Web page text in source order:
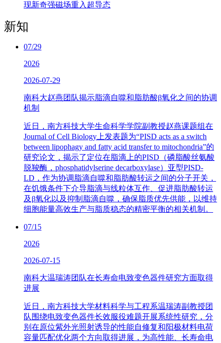
现新奇强磁场重入超导态
新知
07/29
2026
2026-07-29
南科大赵燕团队揭示脂滴自噬和脂肪酸β氧化之间的协调
机制
近日，南方科技大学生命科学学院副教授赵燕课题组在
Journal of Cell Biology上发表题为“PISD acts as a switch
between lipophagy and fatty acid transfer to mitochondria”的
研究论文，揭示了定位在脂滴上的PISD（磷脂酸丝氨酸
脱羧酶，phosphatidylserine decarboxylase）亚型PISD-
LD，作为协调脂滴自噬和脂肪酸转运之间的分子开关，
在饥饿条件下介导脂滴与线粒体互作、促进脂肪酸转运
及β氧化以及抑制脂滴自噬，确保脂质优先供能，以维持
细胞能量高效生产与脂质稳态的精密平衡的相关机制。
07/15
2026
2026-07-15
南科大温瑞涛团队在长寿命电致变色器件研究方面取得
进展
近日，南方科技大学材料科学与工程系温瑞涛副教授团
队围绕电致变色器件长效服役难题开展系统性研究，分
别在原位紫外光照射诱导的性能自修复和阳极材料电荷
容量匹配优化两个方向取得进展，为高性能、长寿命电